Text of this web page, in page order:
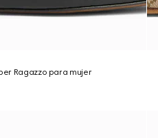
Ragazzo para mujer